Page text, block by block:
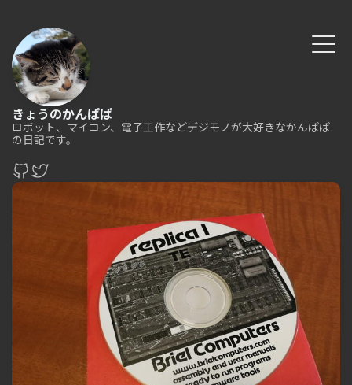
きょうのかんぱぱ
ロボット、マイコン、電子工作などデジモノが大好きなかんぱぱ
の日記です。